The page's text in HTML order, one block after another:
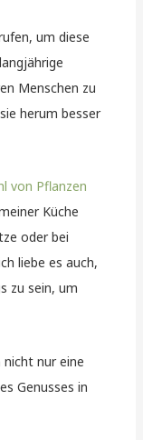
um diese
Menschen zu
herum besser
von Pflanzen
Küche
oder bei
liebe es auch,
zu sein, um
nicht nur eine
Genusses in